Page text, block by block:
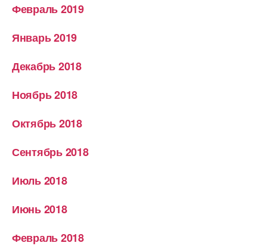
Февраль 2019
Январь 2019
Декабрь 2018
Ноябрь 2018
Октябрь 2018
Сентябрь 2018
Июль 2018
Июнь 2018
Февраль 2018